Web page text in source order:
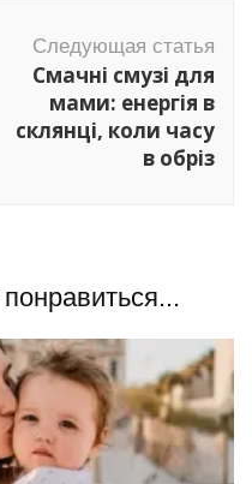
Следующая статья
Смачні смузі для
мами: енергія в
склянці, коли часу
в обріз